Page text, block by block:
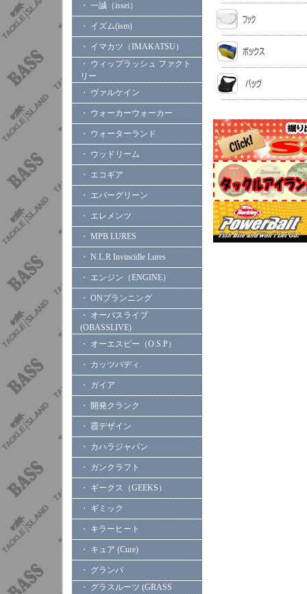
・ 一誠（issei）
・ イズム(ism)
・ イマカツ（IMAKATSU）
・ ウィップラッシュ ファクト
リー
・ ヴァルケイン
・ ウォーカーウォーカー
・ ウォーターランド
・ ウッドリーム
・ エコギア
・ エバーグリーン
・ エレメンツ
・ MPB LURES
・ N.L.R Invincidle Lures
・ エンジン（ENGINE）
・ ONプランニング
・ オーバスライブ
(OBASSLIVE)
・ オーエスピー（O.S.P）
・ カッツバディ
・ ガイア
・ 開発クランク
・ 霞デザイン
・ カハラジャパン
・ ガンクラフト
・ ギークス（GEEKS）
・ ギミック
・ キラーヒート
・ キュア (Cure)
・ グランパ
・ グラスルーツ (GRASS